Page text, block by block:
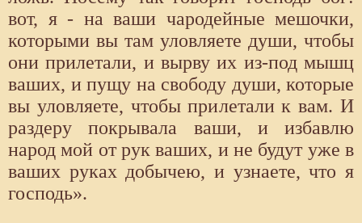
вот, я - на ваши чародейные мешочки,
которыми вы там уловляете души, чтобы
они прилетали, и вырву их из-под мышц
ваших, и пущу на свободу души, которые
вы уловляете, чтобы прилетали к вам. И
раздеру покрывала ваши, и избавлю
народ мой от рук ваших, и не будут уже в
ваших руках добычею, и узнаете, что я
господь».